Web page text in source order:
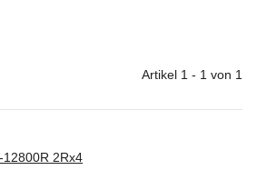
Artikel 1 - 1 von 1
2Rx4